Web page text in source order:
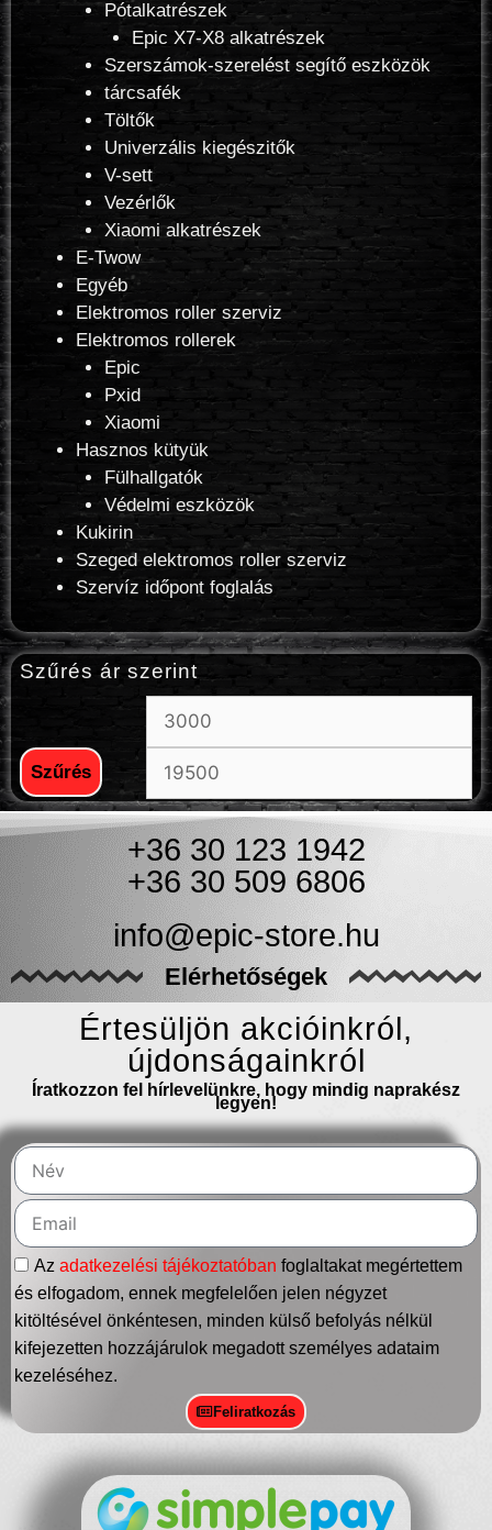
Pótalkatrészek
Epic X7-X8 alkatrészek
Szerszámok-szerelést segítő eszközök
tárcsafék
Töltők
Univerzális kiegészitők
V-sett
Vezérlők
Xiaomi alkatrészek
E-Twow
Egyéb
Elektromos roller szerviz
Elektromos rollerek
Epic
Pxid
Xiaomi
Hasznos kütyük
Fülhallgatók
Védelmi eszközök
Kukirin
Szeged elektromos roller szerviz
Szervíz időpont foglalás
Szűrés ár szerint
Szűrés
+36 30 123 1942
+36 30 509 6806
info@epic-store.hu
Elérhetőségek
Értesüljön akcióinkról,
újdonságainkról
Íratkozzon fel hírlevelünkre, hogy mindig naprakész
legyen!
Az adatkezelési tájékoztatóban foglaltakat megértettem
és elfogadom, ennek megfelelően jelen négyzet
kitöltésével önkéntesen, minden külső befolyás nélkül
kifejezetten hozzájárulok megadott személyes adataim
kezeléséhez.
Feliratkozás